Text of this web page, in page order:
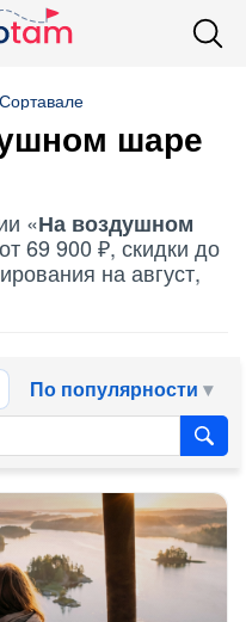
шаре
«На воздушном
69 900 ₽, скидки до
на август,
По популярности